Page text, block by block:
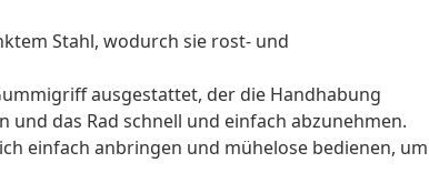
Stahl, wodurch sie rost- und
ausgestattet, der die Handhabung
das Rad schnell und einfach abzunehmen.
einfach anbringen und mühelose bedienen, um